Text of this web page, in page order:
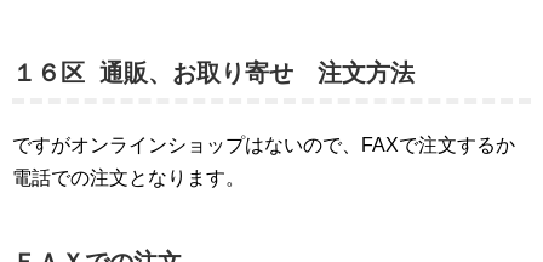
１６区 通販、お取り寄せ 注文方法
ですがオンラインショップはないので、FAXで注文するか
電話での注文となります。